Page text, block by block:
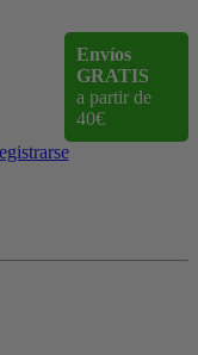
Envíos
GRATIS
a partir de
40€